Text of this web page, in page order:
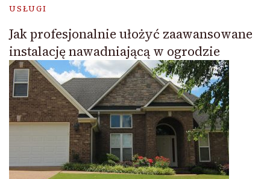
USŁUGI
Jak profesjonalnie ułożyć zaawansowane
instalację nawadniającą w ogrodzie